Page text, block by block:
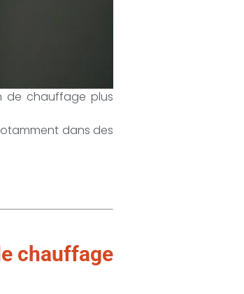
de chauffage plus
dans des
chauffage